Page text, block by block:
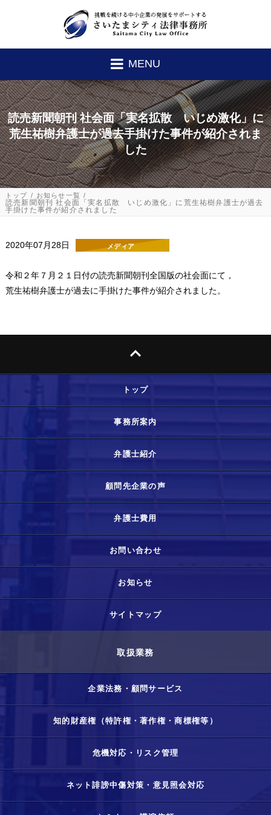
MENU
読売新聞朝刊 社会面「実名拡散 いじめ激化」に
荒生祐樹弁護士が過去手掛けた事件が紹介されま
した
トップ お知らせ一覧
読売新聞朝刊 社会面「実名拡散 いじめ激化」に荒生祐樹弁護士が過去
手掛けた事件が紹介されました
2020年07月28日 メディア
令和２年７月２１日付の読売新聞朝刊全国版の社会面にて，
荒生祐樹弁護士が過去に手掛けた事件が紹介されました。
トップ
事務所案内
弁護士紹介
顧問先企業の声
弁護士費用
お問い合わせ
お知らせ
サイトマップ
取扱業務
企業法務・顧問サービス
知的財産権（特許権・著作権・商標権等）
危機対応・リスク管理
ネット誹謗中傷対策・意見照会対応